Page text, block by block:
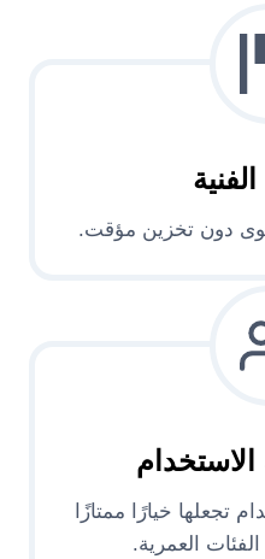
الفنية
دون تخزين مؤقت.
تجعلها خيارًا ممتازًا
العمرية.